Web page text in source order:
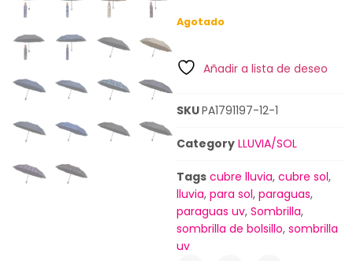
Agotado
Añadir a lista de deseo
SKUPA1791197-12-1
Category LLUVIA/SOL
Tags cubre lluvia, cubre sol,
lluvia, para sol, paraguas,
paraguas uv, Sombrilla,
sombrilla de bolsillo, sombrilla
uv